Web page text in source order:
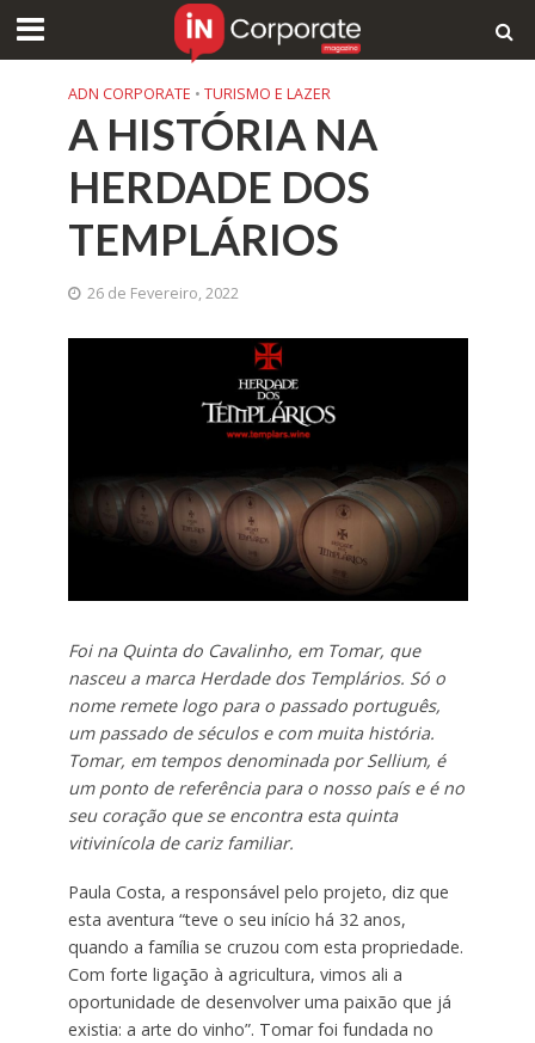
ADN CORPORATE • TURISMO E LAZER
A HISTÓRIA NA
HERDADE DOS
TEMPLÁRIOS
26 de Fevereiro, 2022
Foi na Quinta do Cavalinho, em Tomar, que
nasceu a marca Herdade dos Templários. Só o
nome remete logo para o passado português,
um passado de séculos e com muita história.
Tomar, em tempos denominada por Sellium, é
um ponto de referência para o nosso país e é no
seu coração que se encontra esta quinta
vitivinícola de cariz familiar.
Paula Costa, a responsável pelo projeto, diz que
esta aventura “teve o seu início há 32 anos,
quando a família se cruzou com esta propriedade.
Com forte ligação à agricultura, vimos ali a
oportunidade de desenvolver uma paixão que já
existia: a arte do vinho”. Tomar foi fundada no